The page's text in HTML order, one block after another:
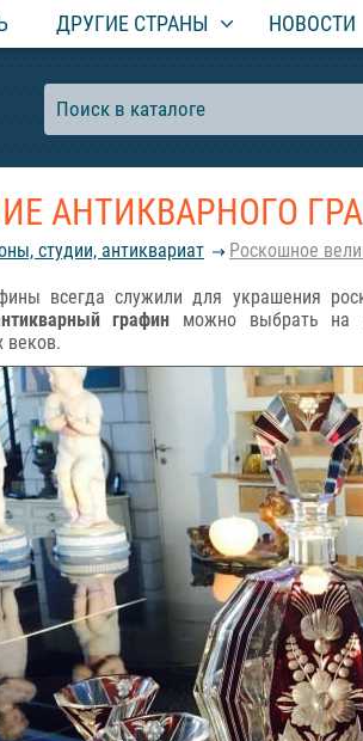
ДРУГИЕ СТРАНЫ НОВОСТИ
АНТИКВАРНОГО
студии, антиквариат Роскошное
всегда служили для украшения
графин можно выбрать на
веков.